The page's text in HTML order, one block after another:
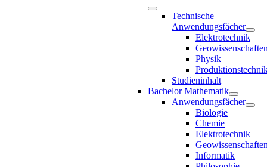
Technische
Anwendungsfächer
Elektrotechnik
Physik
Studieninhalt
Bachelor Mathematik
Anwendungsfächer
Biologie
Chemie
Elektrotechnik
Informatik